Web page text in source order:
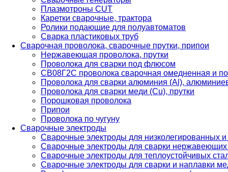
Плазмотроны CUT
Каретки сварочные, трактора
Ролики подающие для полуавтоматов
Сварка пластиковых труб
Сварочная проволока, сварочные прутки, припои
Нержавеющая проволока, прутки
Проволока для сварки под флюсом
СВ08Г2С проволока сварочная омедненная и
Проволока для сварки алюминия (Al),
Проволока для сварки меди (Cu), прутки
Порошковая проволока
Припои
Проволока по чугуну
Сварочные электроды
Сварочные электроды для низколегированных и
Сварочные электроды для сварки
Сварочные электроды для теплоустойчивых
Сварочные электроды для сварки и наплавки